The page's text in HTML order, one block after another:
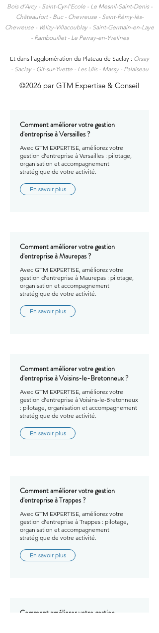
Bois d’Arcy - Saint-Cyr-l’Ecole - Le Mesnil-Saint-Denis -
Châteaufort - Buc - Chevreuse - Saint-Rémy-lès-
Chevreuse - Vélizy-Villacoublay - Saint-Germain-en-Laye
- Rambouillet - Le Perray-en-Yvelines
Et dans l’agglomération du Plateau de Saclay : Orsay
- Saclay - Gif-sur-Yvette - Les Ulis - Massy - Palaiseau
©2026 par GTM Expertise & Conseil
Comment améliorer votre gestion
d'entreprise à Versailles ?
Avec GTM EXPERTISE, améliorez votre
gestion d'entreprise à Versailles : pilotage,
organisation et accompagnement
stratégique de votre activité.
En savoir plus
Comment améliorer votre gestion
d'entreprise à Maurepas ?
Avec GTM EXPERTISE, améliorez votre
gestion d'entreprise à Maurepas : pilotage,
organisation et accompagnement
stratégique de votre activité.
En savoir plus
Comment améliorer votre gestion
d'entreprise à Voisins-le-Bretonneux ?
Avec GTM EXPERTISE, améliorez votre
gestion d'entreprise à Voisins-le-Bretonneux
: pilotage, organisation et accompagnement
stratégique de votre activité.
En savoir plus
Comment améliorer votre gestion
d'entreprise à Trappes ?
Avec GTM EXPERTISE, améliorez votre
gestion d'entreprise à Trappes : pilotage,
organisation et accompagnement
stratégique de votre activité.
En savoir plus
Comment améliorer votre gestion